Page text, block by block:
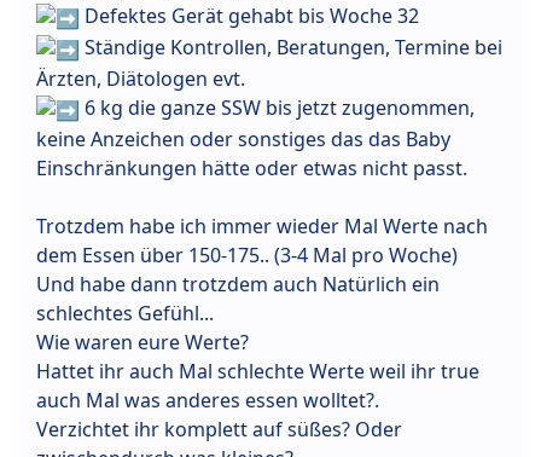
Defektes Gerät gehabt bis Woche 32
Ständige Kontrollen, Beratungen, Termine bei
Ärzten, Diätologen evt.
6 kg die ganze SSW bis jetzt zugenommen,
keine Anzeichen oder sonstiges das das Baby
Einschränkungen hätte oder etwas nicht passt.
Trotzdem habe ich immer wieder Mal Werte nach
dem Essen über 150-175.. (3-4 Mal pro Woche)
Und habe dann trotzdem auch Natürlich ein
schlechtes Gefühl...
Wie waren eure Werte?
Hattet ihr auch Mal schlechte Werte weil ihr true
auch Mal was anderes essen wolltet?.
Verzichtet ihr komplett auf süßes? Oder